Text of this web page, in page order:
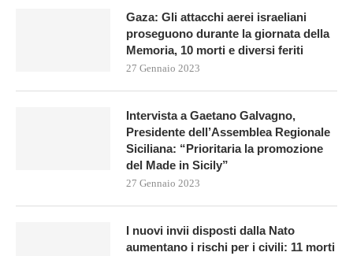
Gaza: Gli attacchi aerei israeliani
proseguono durante la giornata della
Memoria, 10 morti e diversi feriti
27 Gennaio 2023
Intervista a Gaetano Galvagno,
Presidente dell’Assemblea Regionale
Siciliana: “Prioritaria la promozione
del Made in Sicily”
27 Gennaio 2023
I nuovi invii disposti dalla Nato
aumentano i rischi per i civili: 11 morti